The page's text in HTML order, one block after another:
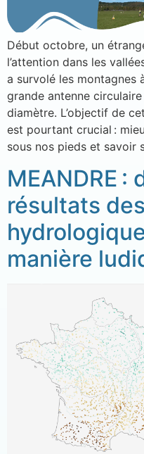
Début octobre, un
l’attention dans les
a survolé les montagnes
grande antenne
diamètre. L’objectif de
est pourtant crucial :
sous nos pieds et savoir
MEANDRE :
résultats
manière